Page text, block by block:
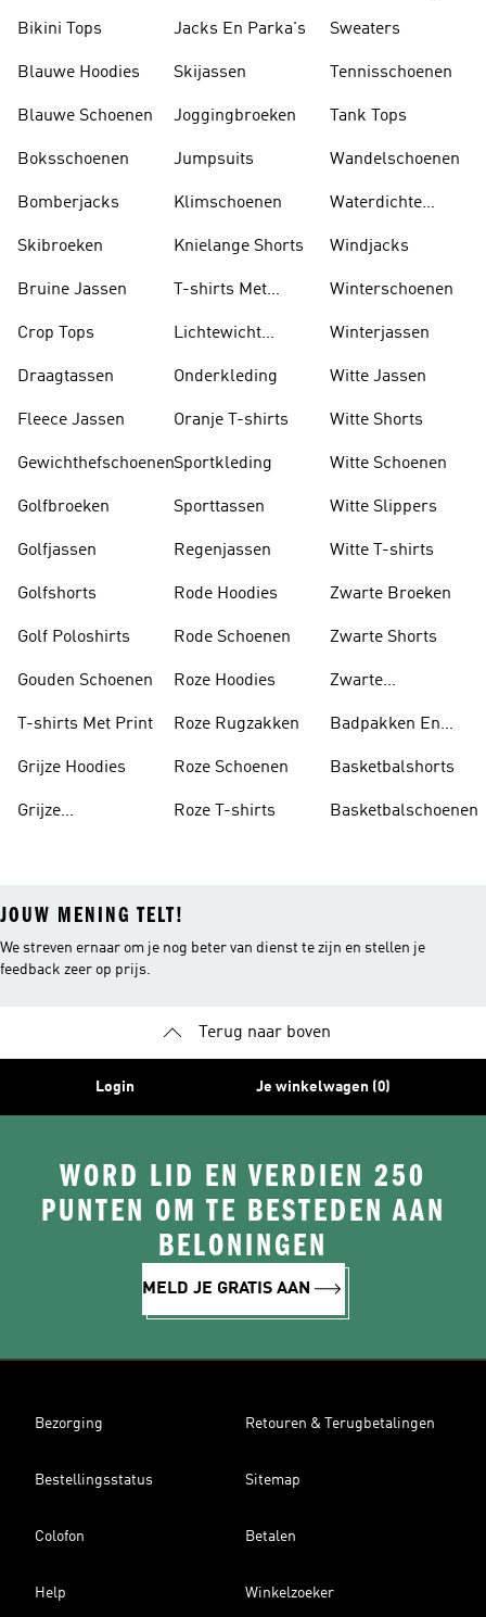
Bikini Tops
Blauwe Hoodies
Blauwe Schoenen
Boksschoenen
Bomberjacks
Skibroeken
Bruine Jassen
Crop Tops
Draagtassen
Fleece Jassen
Gewichthefschoenen
Golfbroeken
Golfjassen
Golfshorts
Golf Poloshirts
Gouden Schoenen
T-shirts Met Print
Grijze Hoodies
Grijze
Jacks En Parka's
Skijassen
Joggingbroeken
Jumpsuits
Klimschoenen
Knielange Shorts
T-shirts Met
Lichtewicht
Onderkleding
Oranje T-shirts
Sportkleding
Sporttassen
Regenjassen
Rode Hoodies
Rode Schoenen
Roze Hoodies
Roze Rugzakken
Roze Schoenen
Roze T-shirts
Sweaters
Tennisschoenen
Tank Tops
Wandelschoenen
Waterdichte
Windjacks
Winterschoenen
Winterjassen
Witte Jassen
Witte Shorts
Witte Schoenen
Witte Slippers
Witte T-shirts
Zwarte Broeken
Zwarte Shorts
Zwarte
Badpakken En
Basketbalshorts
Basketbalschoenen
JOUW MENING TELT!
We streven ernaar om je nog beter van dienst te zijn en stellen je
feedback zeer op prijs.
Terug naar boven
Login Je winkelwagen (0)
WORD LID EN VERDIEN 250
PUNTEN OM TE BESTEDEN AAN
BELONINGEN
MELD JE GRATIS AAN
Bezorging Retouren & Terugbetalingen
Bestellingsstatus Sitemap
Colofon Betalen
Help Winkelzoeker